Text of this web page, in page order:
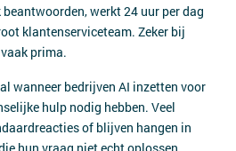
werkt 24 uur per dag
klantenserviceteam. Zeker bij
prima.
wanneer bedrijven AI inzetten voor
hulp nodig hebben. Veel
of blijven hangen in